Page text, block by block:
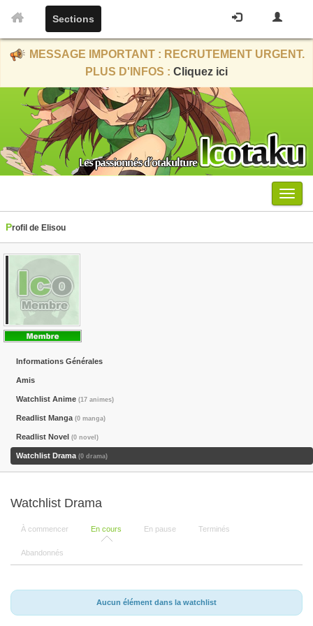
Sections
MESSAGE IMPORTANT : RECRUTEMENT URGENT.
PLUS D'INFOS : Cliquez ici
Menu
Profil de Elisou
Informations Générales
Amis
Watchlist Anime (17 animes)
Readlist Manga (0 manga)
Readlist Novel (0 novel)
Watchlist Drama (0 drama)
Watchlist Drama
À commencer En cours En pause Terminés
Abandonnés
Aucun élément dans la watchlist